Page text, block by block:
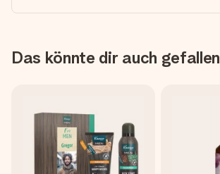
Das könnte dir auch gefallen